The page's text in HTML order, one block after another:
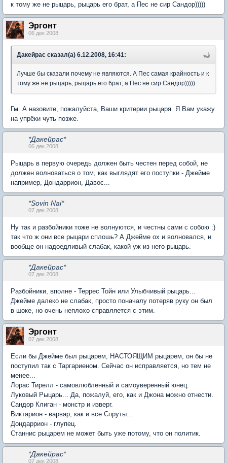
к тому же не рыцарь, рыцарь его брат, а Пес не сир Сандор)))))
Эргонт
06 дек 2008
Дакейрас сказал(а) 6.12.2008, 16:41:
Лучше бы сказали почему не являются. А Пес самая крайность и к
тому же не рыцарь, рыцарь его брат, а Пес не сир Сандор)))))
Гм. А назовите, пожалуйста, Ваши критерии рыцаря. Я Вам укажу
на упрёки чуть позже.
*Дакейрас*
06 дек 2008
Рыцарь в первую очередь должен быть честен перед собой, не
должен волноваться о том, как выглядят его поступки - Джейме
например, Дондаррион, Давос...
*Sovin Nai*
07 дек 2008
Ну так и разбойники тоже не волнуются, и честны сами с собою :)
так что ж они все рыцари сплошь? А Джейме ох и волновался, и
вообще он надоедливый слабак, какой уж из него рыцарь.
*Дакейрас*
07 дек 2008
Разбойники, вполне - Террес Тойн или Улыбчивый рыцарь...
Джейме далеко не слабак, просто поначалу потеряв руку он был
в шоке, но очень неплохо справляется с этим.
Эргонт
07 дек 2008
Если бы Джейме был рыцарем, НАСТОЯЩИМ рыцарем, он бы не
поступил так с Таргариеном. Сейчас он исправляется, но тем не
менее...
Лорас Тирелл - самовлюбленный и самоуверенный юнец.
Луковый Рыцарь... Да, пожалуй, его, как и Джона можно отнести.
Сандор Клиган - монстр и изверг.
Виктарион - варвар, как и все Спруты...
Дондаррион - глупец.
Станнис рыцарем не может быть уже потому, что он политик.
*Дакейрас*
07 дек 2008